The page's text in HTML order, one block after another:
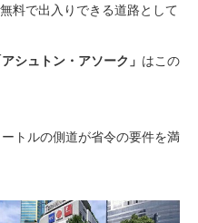
料で出入りできる道路として
アシュトン・アソーク」 はこの
トルの側道が省令の要件を満